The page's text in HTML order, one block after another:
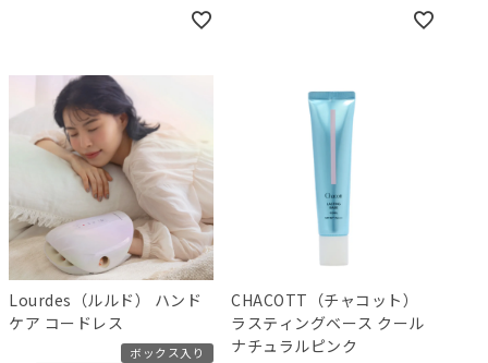
Lourdes（ルルド） ハンド
ケア コードレス
ボックス入り
CHACOTT（チャコット）
ラスティングベース クール
ナチュラルピンク